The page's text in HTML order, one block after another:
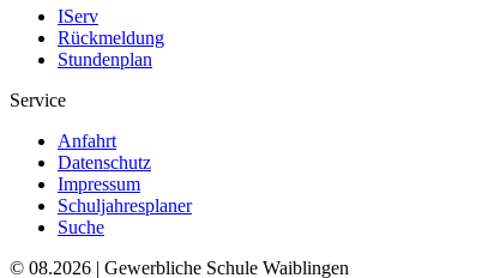
IServ
Rückmeldung
Stundenplan
Service
Anfahrt
Datenschutz
Impressum
Schuljahresplaner
Suche
© 08.2026 | Gewerbliche Schule Waiblingen